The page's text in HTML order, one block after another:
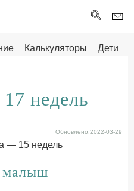
Калькуляторы
Дети
отлично
недель
Обновлено:2022-03-29
— 15 недель
малыш